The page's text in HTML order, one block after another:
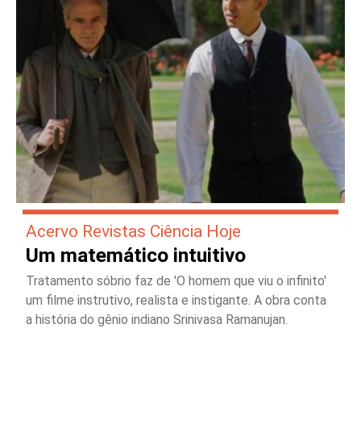
Acervo Revistas Ciência Hoje
Um matemático intuitivo
Tratamento sóbrio faz de 'O homem que viu o infinito'
um filme instrutivo, realista e instigante. A obra conta
a história do gênio indiano Srinivasa Ramanujan.